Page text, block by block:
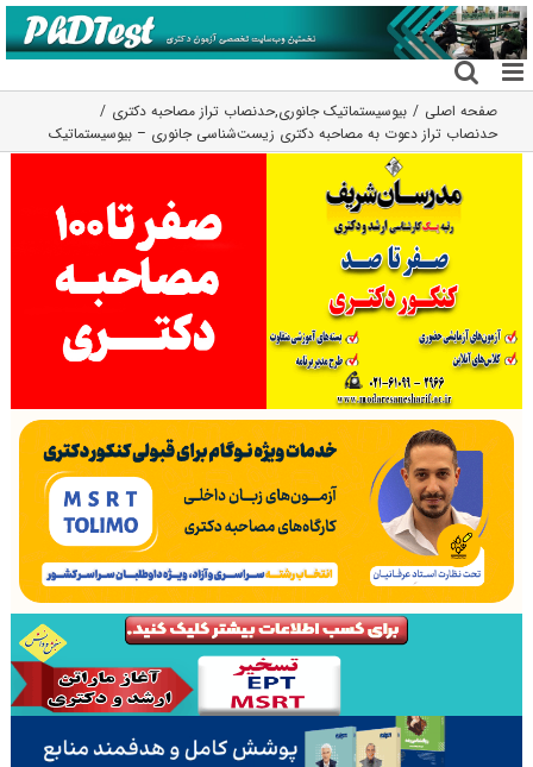
رفتن
به
محتوا
صفحه اصلی بیوسیستماتیک جانوری,حدنصاب تراز مصاحبه دکتری
حدنصاب تراز دعوت به مصاحبه دکتری زیست‌شناسی جانوری – بیوسیستماتیک